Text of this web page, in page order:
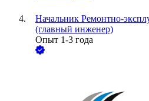
Начальник Ремонтно-
(главный инженер)
Опыт 1-3 года